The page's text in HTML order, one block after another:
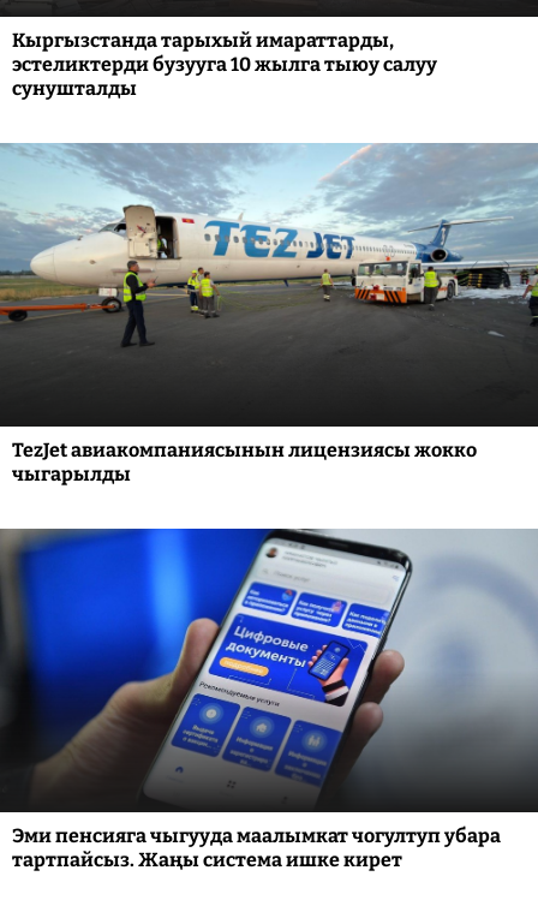
Кыргызстанда тарыхый имараттарды,
эстеликтерди бузууга 10 жылга тыюу салуу
сунушталды
TezJet авиакомпаниясынын лицензиясы жокко
чыгарылды
Эми пенсияга чыгууда маалымкат чогултуп убара
тартпайсыз. Жаңы система ишке кирет